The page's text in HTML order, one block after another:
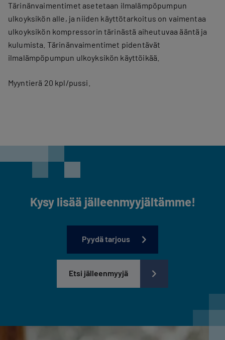
Tärinänvaimentimet asetetaan ilmalämpöpumpun
ulkoyksikön alle, ja niiden käyttötarkoitus on vaimentaa
ulkoyksikön kompressorin tärinästä aiheutuvaa ääntä ja
kulumista. Tärinänvaimentimet pidentävät
ilmalämpöpumpun ulkoyksikön käyttöikää.
Myyntierä 20 kpl/pussi.
Kysy lisää jälleenmyyjältämme!
Pyydä tarjous
Etsi jälleenmyyjä